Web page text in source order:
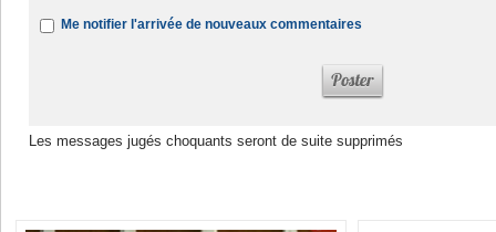
Me notifier l'arrivée de nouveaux commentaires
Les messages jugés choquants seront de suite supprimés